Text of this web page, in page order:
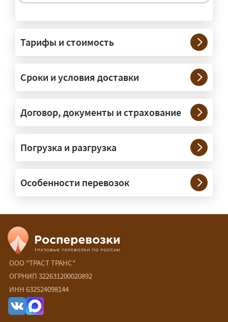
— На тралах и низкорамниках —
платформах, рассчитанных на
крупногабаритную технику и
конструкции. Транспорт подбираем
под конкретные размеры и вес груза.
сопровождение?
организуем. Потребность в машинах
прикрытия зависит от габаритов
груза и маршрута; это определяется
Сколько стоит перевозка
негабарита?
— От 60 ₽/км. Точная стоимость
рассчитывается индивидуально:
влияют габариты и вес груза,
Тарифы и стоимость
Сроки и условия доставки
Договор, документы и страхование
Погрузка и разгрузка
Особенности перевозок
ООО "ТРАСТ ТРАНС"
ОГРНИП 322631200020892
ИНН 632524098144